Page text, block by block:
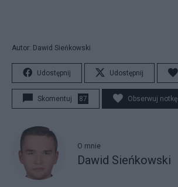
Autor: Dawid Sieńkowski
Udostępnij Udostępnij
Skomentuj 87 Obserwuj notkę
O mnie
Dawid Sieńkowski